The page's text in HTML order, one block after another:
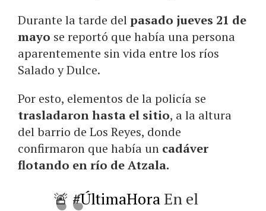
Durante la tarde delpasado jueves 21 de
mayo se reportó que había una persona
aparentemente sin vida entre los ríos
Salado y Dulce.
Por esto, elementos de la policía se
trasladaron hasta el sitio, a la altura
del barrio de Los Reyes, donde
confirmaron que había un cadáver
flotando en río de Atzala.
🚨 #ÚltimaHora En el